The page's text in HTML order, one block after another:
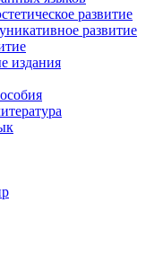
развитие
развитие
издания